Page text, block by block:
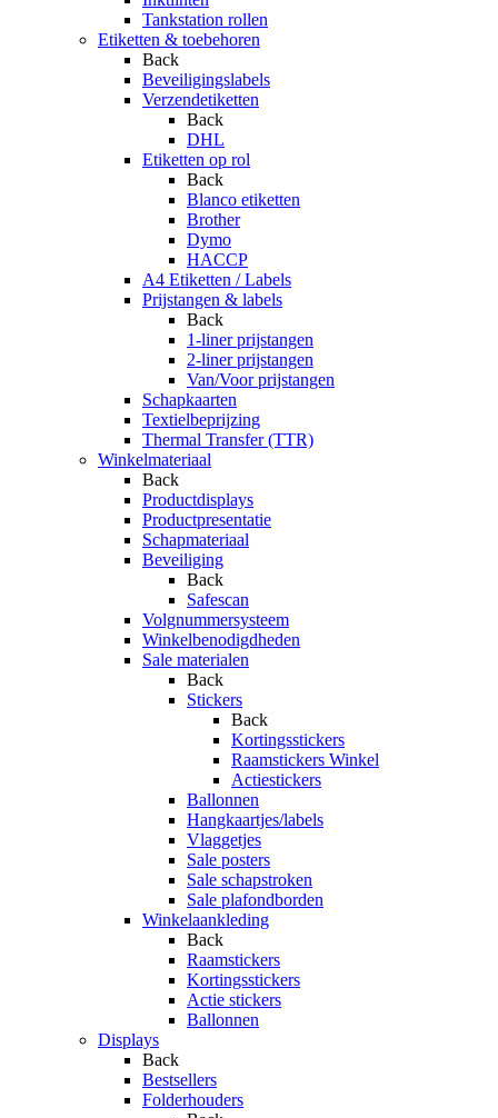
Tankstation rollen
Etiketten & toebehoren
Back
Beveiligingslabels
Verzendetiketten
Back
DHL
Etiketten op rol
Back
Blanco etiketten
Brother
Dymo
HACCP
A4 Etiketten / Labels
Prijstangen & labels
Back
1-liner prijstangen
2-liner prijstangen
Van/Voor prijstangen
Schapkaarten
Textielbeprijzing
Thermal Transfer (TTR)
Winkelmateriaal
Back
Productdisplays
Productpresentatie
Schapmateriaal
Beveiliging
Back
Safescan
Volgnummersysteem
Winkelbenodigdheden
Sale materialen
Back
Stickers
Back
Kortingsstickers
Raamstickers Winkel
Actiestickers
Ballonnen
Hangkaartjes/labels
Vlaggetjes
Sale posters
Sale schapstroken
Sale plafondborden
Winkelaankleding
Back
Raamstickers
Kortingsstickers
Actie stickers
Ballonnen
Displays
Back
Bestsellers
Folderhouders